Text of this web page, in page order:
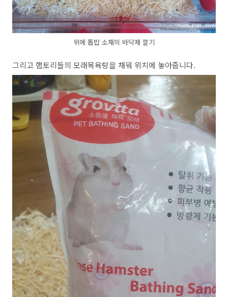
위에 톱밥 소재의 바닥재 깔기
그리고 햄토리들의 모래목욕탕을 채워 위치에 놓아줍니다.